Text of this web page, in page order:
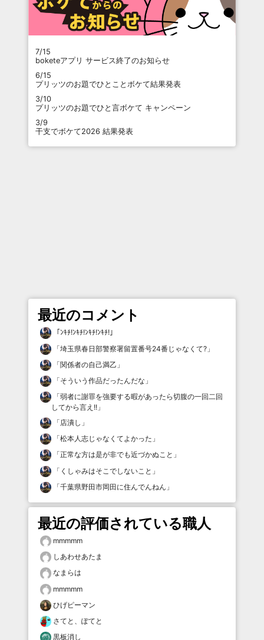
7/15
boketeアプリ サービス終了のお知らせ
6/15
プリッツのお題でひとことボケて結果発表
3/10
プリッツのお題でひと言ボケて キャンペーン
3/9
干支でボケて2026 結果発表
最近のコメント
「ﾝｷﾁ!ﾝｷﾁ!ﾝｷﾁ!ﾝｷﾁ! 」
「埼玉県春日部警察署留置番号24番じゃなくて? 」
「関係者の自己満乙 」
「そういう作品だったんだな 」
「弱者に謝罪を強要する暇があったら切腹の一回二回
してから言え!! 」
「店潰し 」
「松本人志じゃなくてよかった 」
「正常な方は是が非でも近づかぬこと 」
「 くしゃみはそこでしないこと 」
「千葉県野田市岡田に住んでんねん 」
最近の評価されている職人
mmmmm
しあわせあたま
なまらは
mmmmm
ひげピーマン
さてと、ぽてと
黒板消し